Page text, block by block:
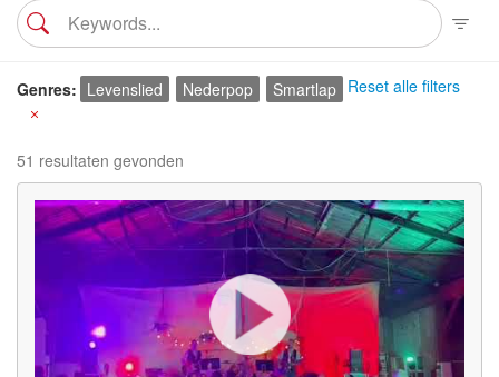
Reset alle filters
Genres Levenslied Nederpop
Smartlap
51 resultaten gevonden